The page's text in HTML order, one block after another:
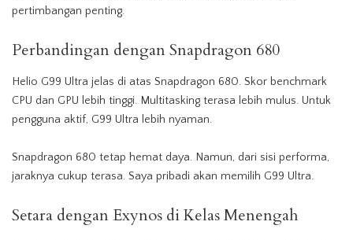
pertimbangan penting.
Perbandingan dengan Snapdragon 680
Helio G99 Ultra jelas di atas Snapdragon 680. Skor benchmark
CPU dan GPU lebih tinggi. Multitasking terasa lebih mulus. Untuk
pengguna aktif, G99 Ultra lebih nyaman.
Snapdragon 680 tetap hemat daya. Namun, dari sisi performa,
jaraknya cukup terasa. Saya pribadi akan memilih G99 Ultra.
Setara dengan Exynos di Kelas Menengah